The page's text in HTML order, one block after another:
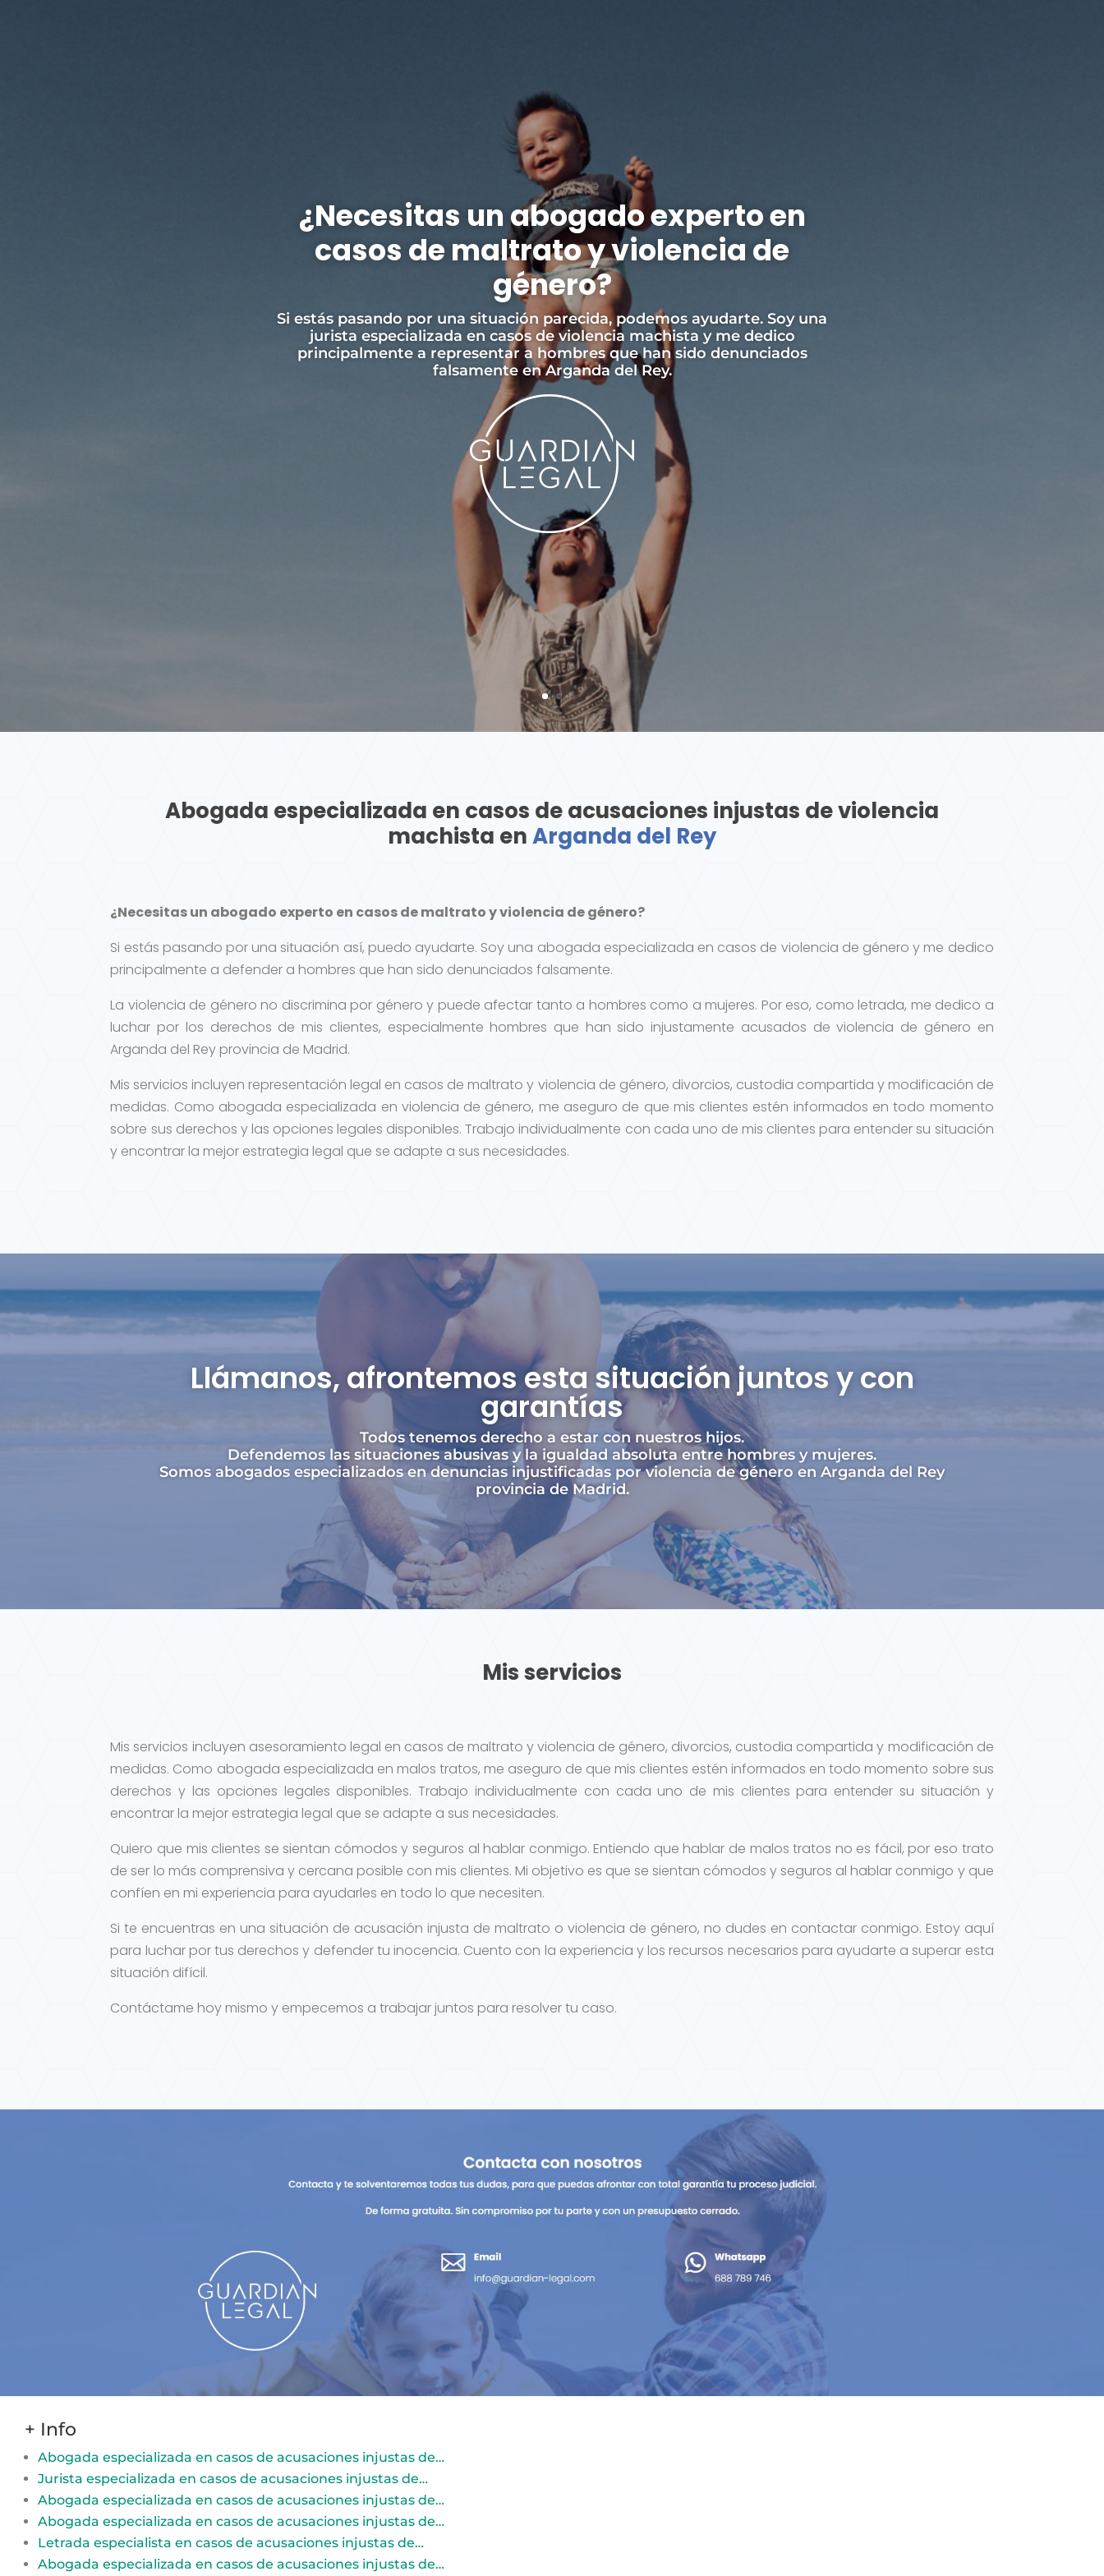
¿Necesitas un abogado experto en
casos de maltrato y violencia de
género?
Si estás pasando por una situación parecida, podemos ayudarte. Soy una
jurista especializada en casos de violencia machista y me dedico
principalmente a representar a hombres que han sido denunciados
falsamente en Arganda del Rey.
Abogada especializada en casos de acusaciones injustas de violencia
machista enArganda del Rey
¿Necesitas un abogado experto en casos de maltrato y violencia de género?
Si estás pasando por una situación así, puedo ayudarte. Soy una abogada especializada en casos de violencia de género y me dedico
principalmente a defender a hombres que han sido denunciados falsamente.
La violencia de género no discrimina por género y puede afectar tanto a hombres como a mujeres. Por eso, como letrada, me dedico a
luchar por los derechos de mis clientes, especialmente hombres que han sido injustamente acusados de violencia de género en
Arganda del Rey provincia de Madrid.
Mis servicios incluyen representación legal en casos de maltrato y violencia de género, divorcios, custodia compartida y modificación de
medidas. Como abogada especializada en violencia de género, me aseguro de que mis clientes estén informados en todo momento
sobre sus derechos y las opciones legales disponibles. Trabajo individualmente con cada uno de mis clientes para entender su situación
y encontrar la mejor estrategia legal que se adapte a sus necesidades.
Llámanos, afrontemos esta situación juntos y con
garantías
Todos tenemos derecho a estar con nuestros hijos.
Defendemos las situaciones abusivas y la igualdad absoluta entre hombres y mujeres.
Somos abogados especializados en denuncias injustificadas por violencia de género en Arganda del Rey
provincia de Madrid.
Mis servicios
Mis servicios incluyen asesoramiento legal en casos de maltrato y violencia de género, divorcios, custodia compartida y modificación de
medidas. Como abogada especializada en malos tratos, me aseguro de que mis clientes estén informados en todo momento sobre sus
derechos y las opciones legales disponibles. Trabajo individualmente con cada uno de mis clientes para entender su situación y
encontrar la mejor estrategia legal que se adapte a sus necesidades.
Quiero que mis clientes se sientan cómodos y seguros al hablar conmigo. Entiendo que hablar de malos tratos no es fácil, por eso trato
de ser lo más comprensiva y cercana posible con mis clientes. Mi objetivo es que se sientan cómodos y seguros al hablar conmigo y que
confíen en mi experiencia para ayudarles en todo lo que necesiten.
Si te encuentras en una situación de acusación injusta de maltrato o violencia de género, no dudes en contactar conmigo. Estoy aquí
para luchar por tus derechos y defender tu inocencia. Cuento con la experiencia y los recursos necesarios para ayudarte a superar esta
situación difícil.
Contáctame hoy mismo y empecemos a trabajar juntos para resolver tu caso.
+ Info
Abogada especializada en casos de acusaciones injustas de…
Jurista especializada en casos de acusaciones injustas de…
Abogada especializada en casos de acusaciones injustas de…
Abogada especializada en casos de acusaciones injustas de…
Letrada especialista en casos de acusaciones injustas de…
Abogada especializada en casos de acusaciones injustas de…